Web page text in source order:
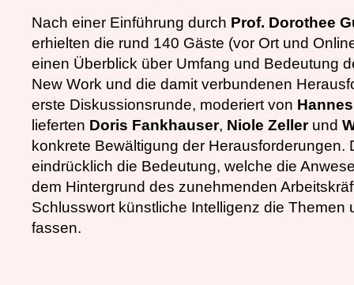
Nach einer Einführung durch Prof. Dorothee
erhielten die rund 140 Gäste (vor Ort und
einen Überblick über Umfang und Bedeutung
New Work und die damit verbundenen
erste Diskussionsrunde, moderiert von
lieferten Doris Fankhauser, Niole Zellerund
konkrete Bewältigung der
eindrücklich die Bedeutung, welche die
dem Hintergrund des zunehmenden
Schlusswort künstliche Intelligenz die
fassen.